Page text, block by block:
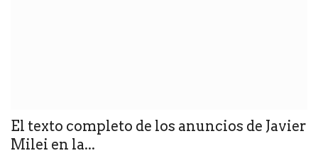
El texto completo de los anuncios de Javier
Milei en la...